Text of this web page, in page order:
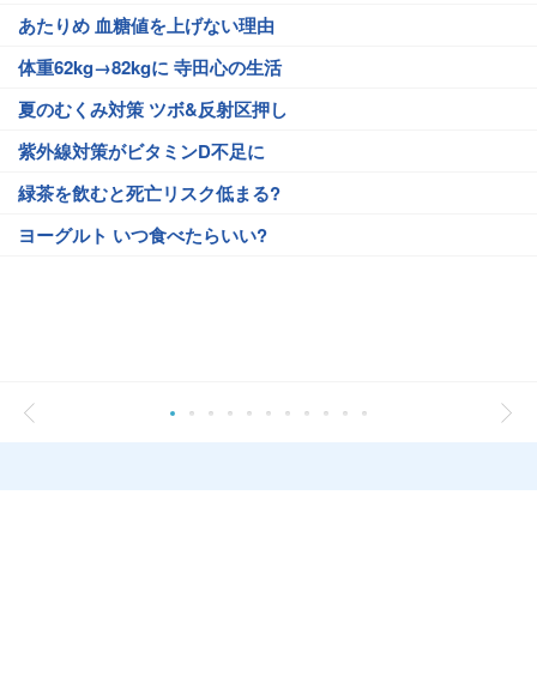
あたりめ 血糖値を上げない理由
体重62kg→82kgに 寺田心の生活
夏のむくみ対策 ツボ&反射区押し
紫外線対策がビタミンD不足に
緑茶を飲むと死亡リスク低まる?
ヨーグルト いつ食べたらいい?